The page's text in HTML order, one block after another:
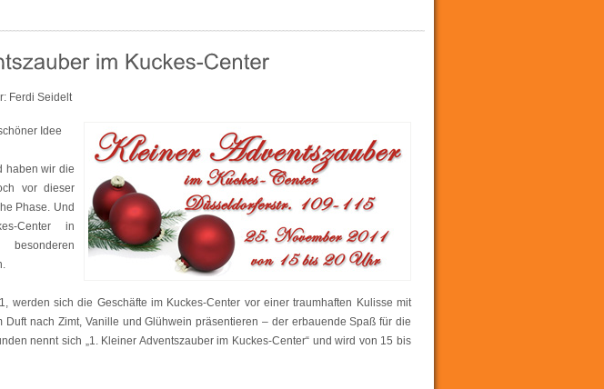
Ferdi Seidelt
Idee
haben wir die
vor dieser
Phase. Und
Center in
werden sich die Geschäfte im Kuckes-Center vor einer traumhaften Kulisse mit
Duft nach Zimt, Vanille und Glühwein präsentieren – der erbauende Spaß für die
nennt sich „1. Kleiner Adventszauber im Kuckes-Center“ und wird von 15 bis